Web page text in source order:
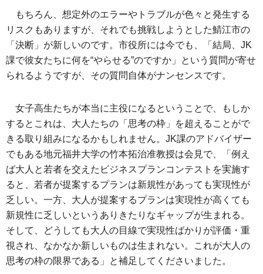
もちろん、想定外のエラーやトラブルが色々と発生する
リスクもありますが、それでも挑戦しようとした鯖江市の
「決断」が新しいのです。市役所には今でも、「結局、JK
課で彼女たちに何を“やらせる”のですか」という質問が寄せ
られるようですが、その質問自体がナンセンスです。
女子高生たちが本当に主役になるということで、もしか
するとこれは、大人たちの「思考の枠」を超えることがで
きる取り組みになるかもしれません。JK課のアドバイザー
でもある地元福井大学の竹本拓治准教授は会見で、「例え
ば大人と若者を交えたビジネスプランコンテストを実施す
ると、若者が提案するプランは新規性があっても実現性が
乏しい。一方、大人が提案するプランは実現性が高くても
新規性に乏しいというありきたりなギャップが生まれる。
そして、どうしても大人の目線で実現性ばかりが評価・重
視され、なかなか新しいものは生まれない。これが大人の
思考の枠の限界である」と補足してくださいました。